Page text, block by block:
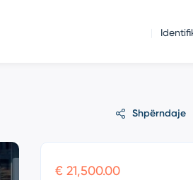
Shpërndaje
€ 21,500.00